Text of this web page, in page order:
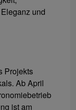
und
Projekts
Ab April
ist am